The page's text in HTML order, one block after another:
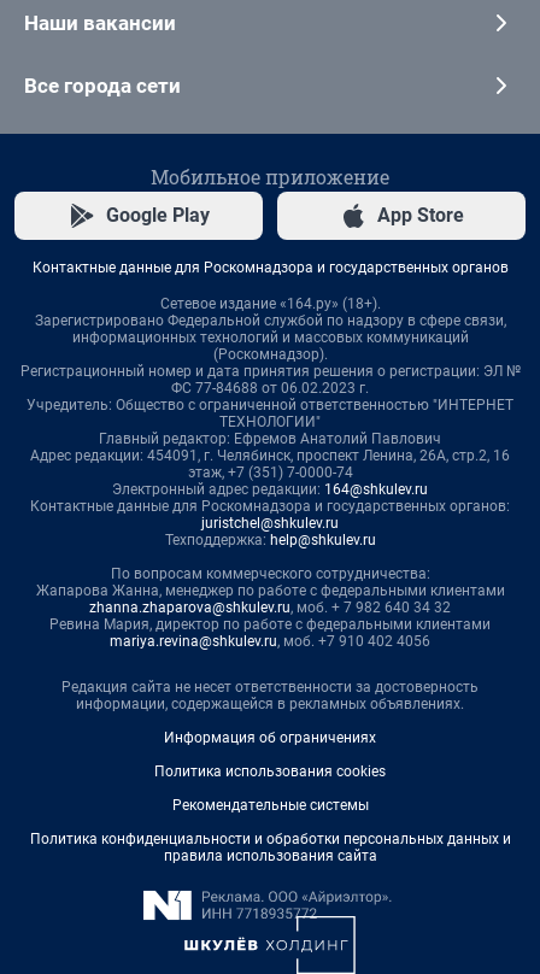
Наши вакансии
Все города сети
Мобильное приложение
Google Play App Store
Контактные данные для Роскомнадзора и государственных органов
Сетевое издание «164.ру» (18+).
Зарегистрировано Федеральной службой по надзору в сфере связи,
информационных технологий и массовых коммуникаций
(Роскомнадзор).
Регистрационный номер и дата принятия решения о регистрации: ЭЛ №
ФС 77-84688 от 06.02.2023 г.
Учредитель: Общество с ограниченной ответственностью "ИНТЕРНЕТ
ТЕХНОЛОГИИ"
Главный редактор: Ефремов Анатолий Павлович
Адрес редакции: 454091, г. Челябинск, проспект Ленина, 26А, стр.2, 16
этаж, +7 (351) 7-0000-74
Электронный адрес редакции: 164@shkulev.ru
Контактные данные для Роскомнадзора и государственных органов:
juristchel@shkulev.ru
Техподдержка: help@shkulev.ru
По вопросам коммерческого сотрудничества:
Жапарова Жанна, менеджер по работе с федеральными клиентами
zhanna.zhaparova@shkulev.ru, моб. + 7 982 640 34 32
Ревина Мария, директор по работе с федеральными клиентами
mariya.revina@shkulev.ru, моб. +7 910 402 4056
Редакция сайта не несет ответственности за достоверность
информации, содержащейся в рекламных объявлениях.
Информация об ограничениях
Политика использования cookies
Рекомендательные системы
Политика конфиденциальности и обработки персональных данных и
правила использования сайта